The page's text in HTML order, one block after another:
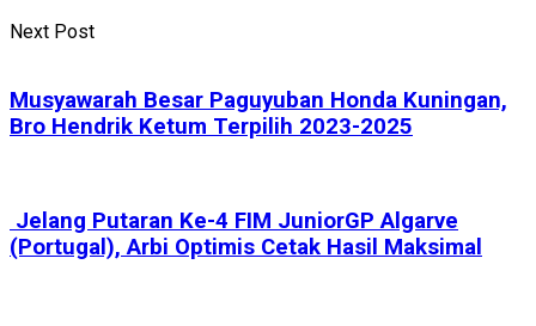
Next Post
Musyawarah Besar Paguyuban Honda Kuningan,
Bro Hendrik Ketum Terpilih 2023-2025
Jelang Putaran Ke-4 FIM JuniorGP Algarve
(Portugal), Arbi Optimis Cetak Hasil Maksimal